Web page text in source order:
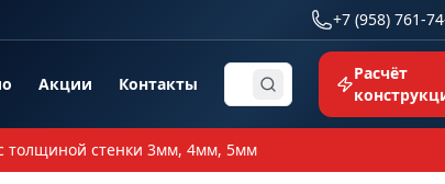
+7 (958) 761-
Акции Контакты
Расчёт
толщиной стенки 3мм, 4мм, 5мм